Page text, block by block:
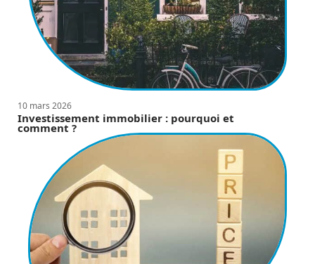
10 mars 2026
Investissement immobilier : pourquoi et
comment ?